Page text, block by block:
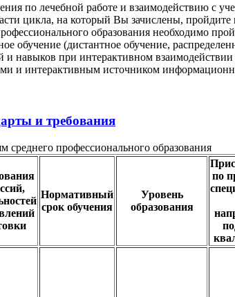
по лечебной работе и взаимодействию с
цикла, на который Вы зачислены,
образования необходимо
обучение (дистантное обучение,
и навыков при интерактивном
и интерактивным источником
и требования
профессионального образования
Нормативный
срок обучения
Уровень
образования
по